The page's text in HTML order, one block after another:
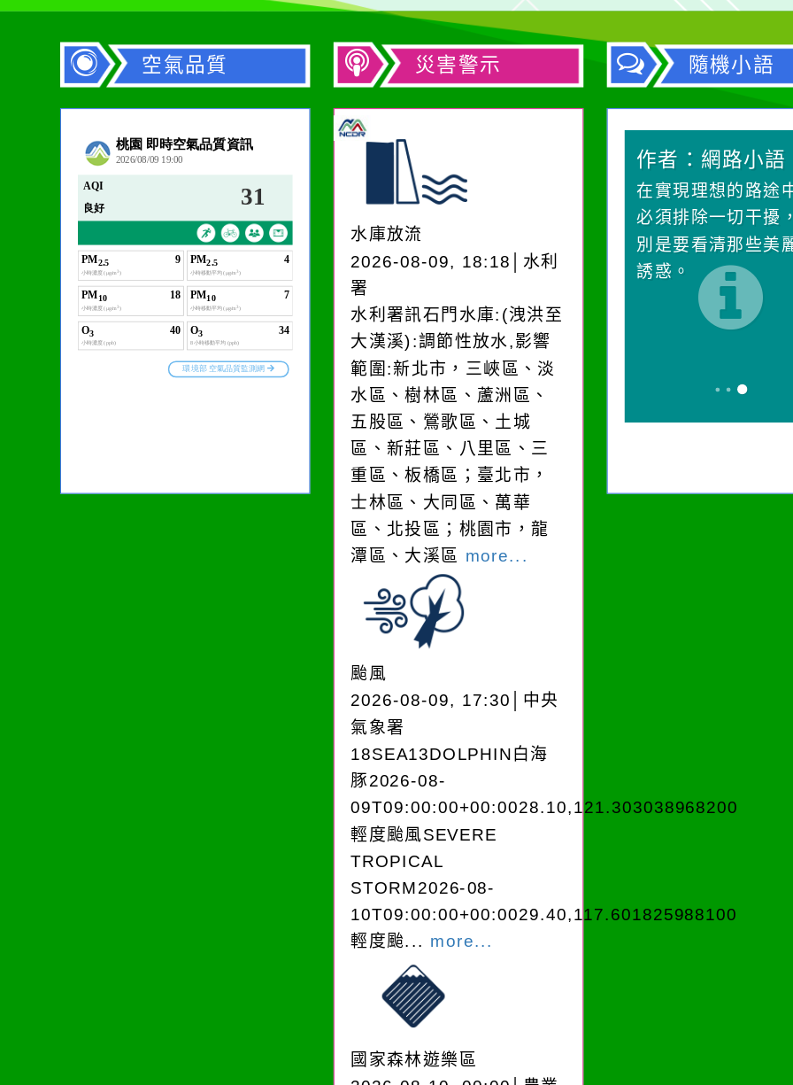
空氣品質 災害警示
水庫放流
2026-08-09, 18:18│水利
署
水利署訊石門水庫:(洩洪至
大漢溪):調節性放水,影響
範圍:新北市，三峽區、淡
水區、樹林區、蘆洲區、
五股區、鶯歌區、土城
區、新莊區、八里區、三
重區、板橋區；臺北市，
士林區、大同區、萬華
區、北投區；桃園市，龍
潭區、大溪區 more...
颱風
2026-08-09, 17:30│中央
氣象署
18SEA13DOLPHIN白海
豚2026-08-
09T09:00:00+00:0028.10,121.303038968200
輕度颱風SEVERE
TROPICAL
STORM2026-08-
10T09:00:00+00:0029.40,117.601825988100
輕度颱... more...
國家森林遊樂區
隨機小語
生活是一面鏡子。你對
它笑，它就對你笑；你
對它哭，它也對你哭。
一杯清水因滴入一滴污
在而變清澈。
作者：網路小語
在實現理想的路途
必須排除一切干擾
別是要看清那些美
誘惑。